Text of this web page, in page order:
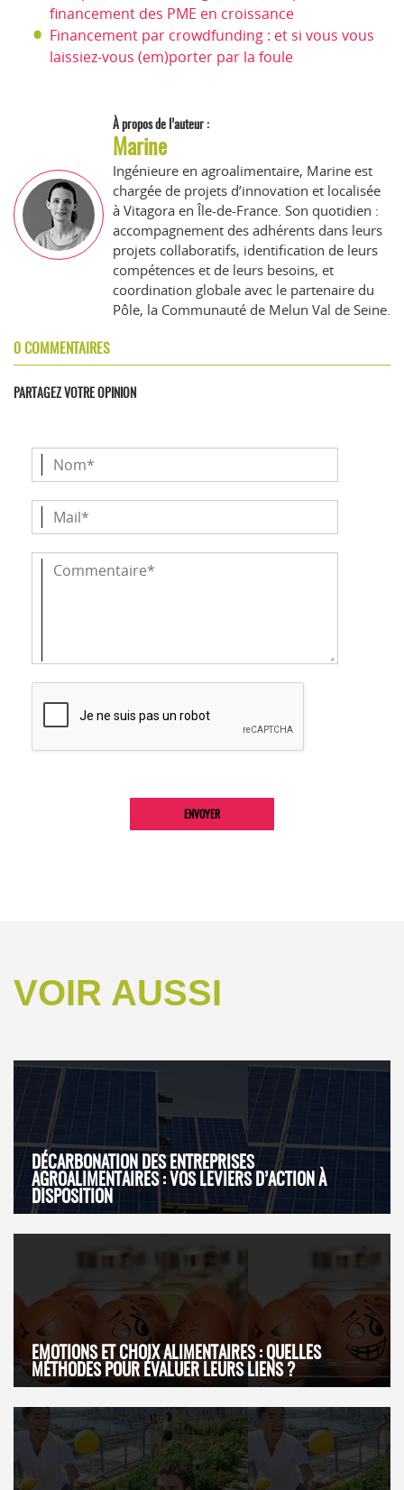
financement des PME en croissance
Financement par crowdfunding : et si vous vous
laissiez-vous (em)porter par la foule
À propos de l’auteur :
Marine
Ingénieure en agroalimentaire, Marine est
chargée de projets d’innovation et localisée
à Vitagora en Île-de-France. Son quotidien :
accompagnement des adhérents dans leurs
projets collaboratifs, identification de leurs
compétences et de leurs besoins, et
coordination globale avec le partenaire du
Pôle, la Communauté de Melun Val de Seine.
0 COMMENTAIRES
PARTAGEZ VOTRE OPINION
VOIR AUSSI
DÉCARBONATION DES ENTREPRISES
AGROALIMENTAIRES : VOS LEVIERS D’ACTION À
DISPOSITION
EMOTIONS ET CHOIX ALIMENTAIRES : QUELLES
MÉTHODES POUR ÉVALUER LEURS LIENS ?